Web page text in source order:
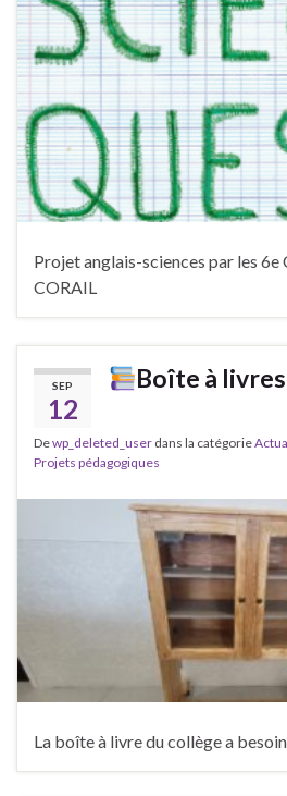
Projet anglais-sciences par les
CORAIL
SEP
12
Boîte à
Dewp_deleted_user dans la catégorie
Projets pédagogiques
La boîte à livre du collège a